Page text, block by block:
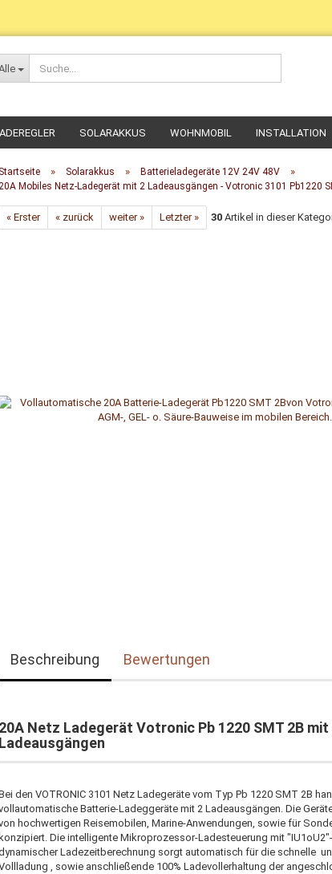
SOLARAKKUS WOHNMOBIL INSTALLATION
Startseite » Solarakkus » Batterieladegeräte 12V 24V 48V »
Mobiles Netz-Ladegerät mit 2 Ladeausgängen - Votronic 3101 Pb1220
« Erster « zurück weiter » Letzter » 30 Artikel in dieser
Beschreibung Bewertungen
20A Netz Ladegerät Votronic Pb 1220 SMT 2B mit
Ladeausgängen
den VOTRONIC 3101 Netz Ladegeräte vom Typ Pb 1220 SMT 2B
Batterie-Ladeggeräte mit 2 Ladeausgängen. Die
hochwertigen Reisemobilen, Marine-Anwendungen, sowie für
konzipiert. Die intelligente Mikroprozessor-Ladesteuerung mit
Ladezeitberechnung sorgt automatisch für die schnelle
, sowie anschließende 100% Ladevollerhaltung der